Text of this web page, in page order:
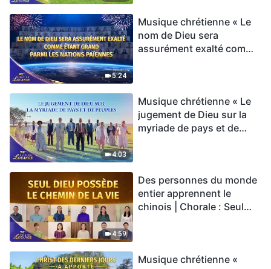
5:24
Musique chrétienne « Le
nom de Dieu sera
assurément exalté comme
2026
4:03
Musique chrétienne « Le
jugement de Dieu sur la
myriade de pays et de
4:59
Des personnes du monde
entier apprennent le
chinois | Chorale : Seul
Musique chrétienne «